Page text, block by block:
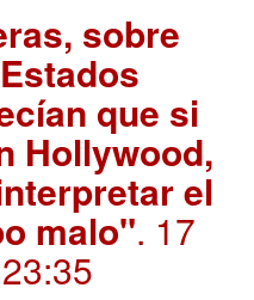
sobre
que si
Hollywood,
el
malo". 17